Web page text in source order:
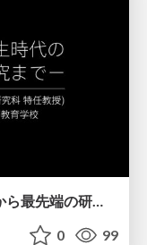
AI研究者になる－学生時代の経験から最先端の研究まで－ / 2023-09-27
0 99